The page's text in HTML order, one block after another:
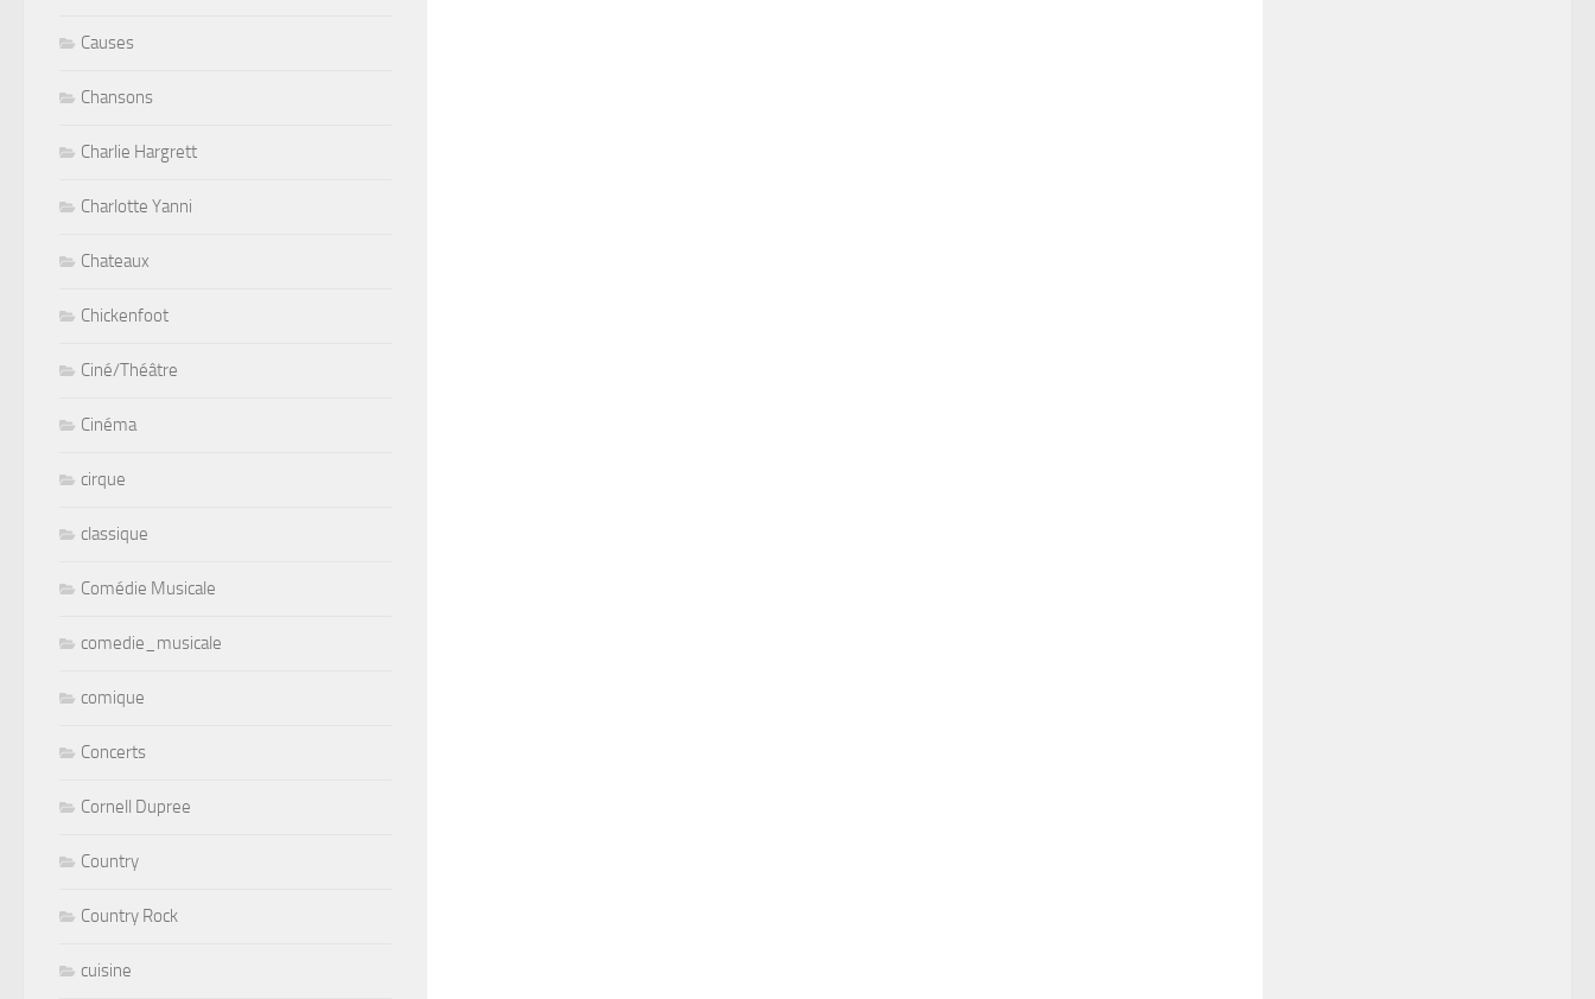
Causes
Chansons
Charlie Hargrett
Charlotte Yanni
Chateaux
Chickenfoot
Ciné/Théâtre
Cinéma
cirque
classique
Comédie Musicale
comedie_musicale
comique
Concerts
Cornell Dupree
Country
Country Rock
cuisine